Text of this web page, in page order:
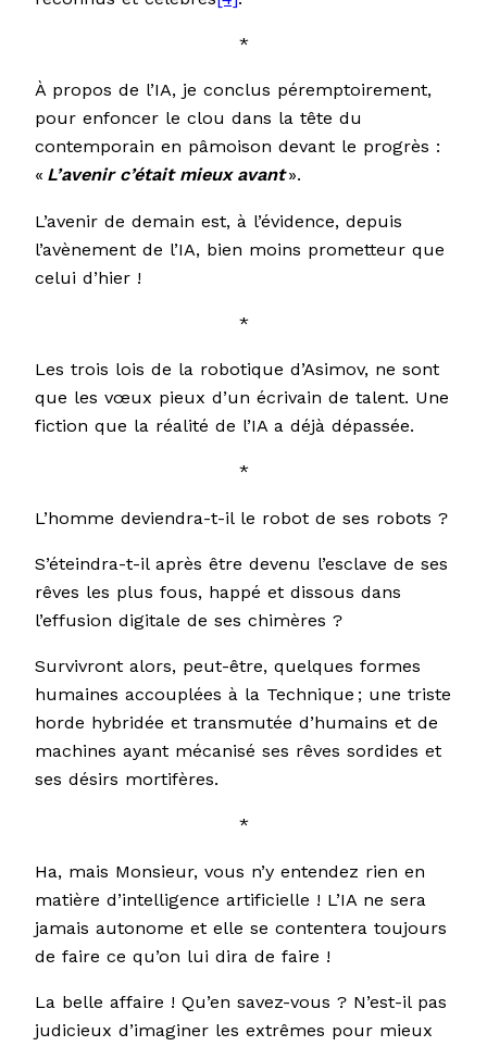
*
À propos de l’IA, je conclus péremptoirement,
pour enfoncer le clou dans la tête du
contemporain en pâmoison devant le progrès :
« L’avenir c’était mieux avant».
L’avenir de demain est, à l’évidence, depuis
l’avènement de l’IA, bien moins prometteur que
celui d’hier !
*
Les trois lois de la robotique d’Asimov, ne sont
que les vœux pieux d’un écrivain de talent. Une
fiction que la réalité de l’IA a déjà dépassée.
*
L’homme deviendra-t-il le robot de ses robots ?
S’éteindra-t-il après être devenu l’esclave de ses
rêves les plus fous, happé et dissous dans
l’effusion digitale de ses chimères ?
Survivront alors, peut-être, quelques formes
humaines accouplées à la Technique ; une triste
horde hybridée et transmutée d’humains et de
machines ayant mécanisé ses rêves sordides et
ses désirs mortifères.
*
Ha, mais Monsieur, vous n’y entendez rien en
matière d’intelligence artificielle ! L’IA ne sera
jamais autonome et elle se contentera toujours
de faire ce qu’on lui dira de faire !
La belle affaire ! Qu’en savez-vous ? N’est-il pas
judicieux d’imaginer les extrêmes pour mieux